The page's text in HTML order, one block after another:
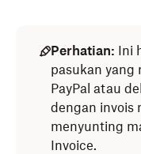
Perhatian: Ini
pasukan yang
PayPal atau
dengan invois
menyunting
Invoice.